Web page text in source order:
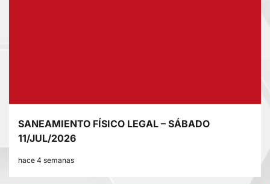
SANEAMIENTO FÍSICO LEGAL – SÁBADO
11/JUL/2026
hace 4 semanas